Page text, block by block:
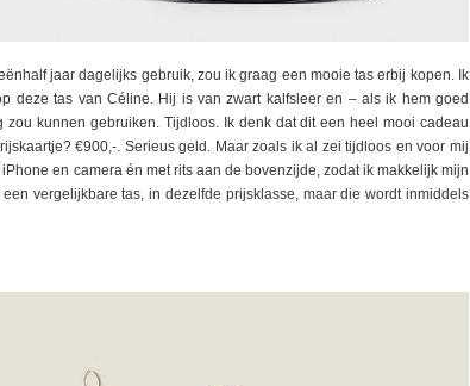
jaar dagelijks gebruik, zou ik graag een mooie tas erbij kopen. Ik
deze tas van Céline. Hij is van zwart kalfsleer en – als ik hem goed
kunnen gebruiken. Tijdloos. Ik denk dat dit een heel mooi cadeau
€900,-. Serieus geld. Maar zoals ik al zei tijdloos en voor mij
en camera én met rits aan de bovenzijde, zodat ik makkelijk mijn
vergelijkbare tas, in dezelfde prijsklasse, maar die wordt inmiddels